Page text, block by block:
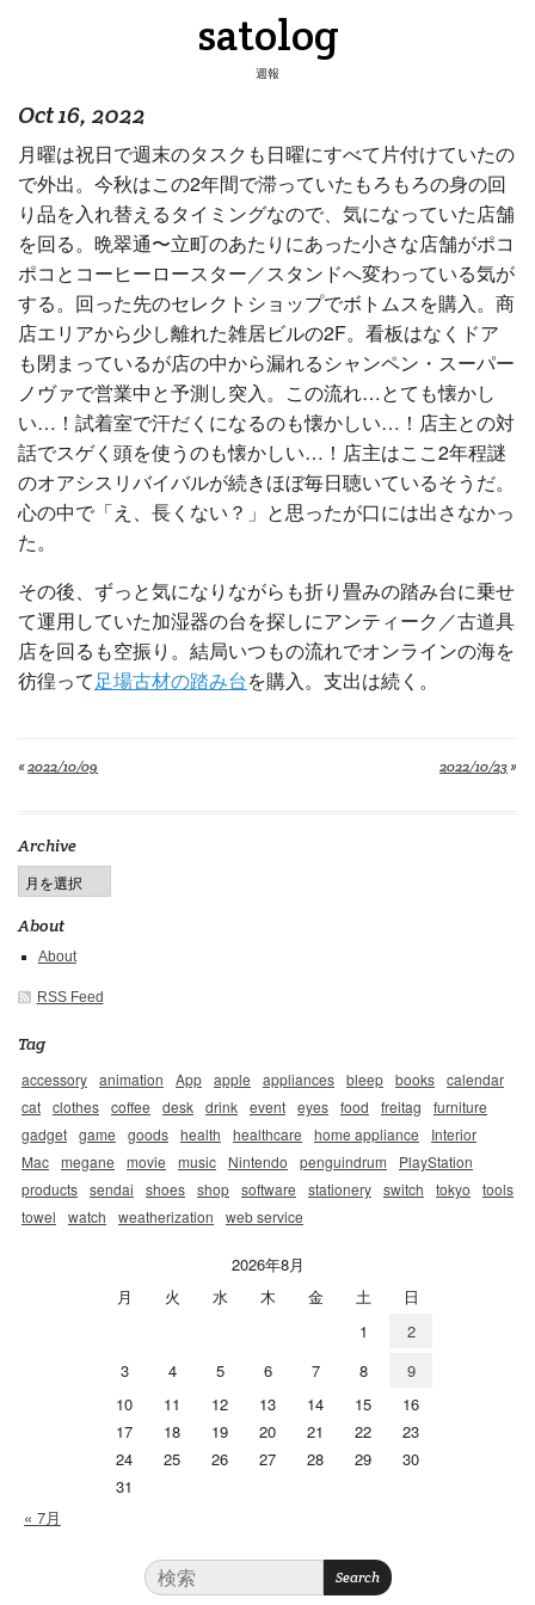
satolog
週報
Oct 16, 2022
月曜は祝日で週末のタスクも日曜にすべて片付けていたの
で外出。今秋はこの2年間で滞っていたもろもろの身の回
り品を入れ替えるタイミングなので、気になっていた店舗
を回る。晩翠通〜立町のあたりにあった小さな店舗がポコ
ポコとコーヒーロースター／スタンドへ変わっている気が
する。回った先のセレクトショップでボトムスを購入。商
店エリアから少し離れた雑居ビルの2F。看板はなくドア
も閉まっているが店の中から漏れるシャンペン・スーパー
ノヴァで営業中と予測し突入。この流れ…とても懐かし
い…！試着室で汗だくになるのも懐かしい…！店主との対
話でスゲく頭を使うのも懐かしい…！店主はここ2年程謎
のオアシスリバイバルが続きほぼ毎日聴いているそうだ。
心の中で「え、長くない？」と思ったが口には出さなかっ
た。
その後、ずっと気になりながらも折り畳みの踏み台に乗せ
て運用していた加湿器の台を探しにアンティーク／古道具
店を回るも空振り。結局いつもの流れでオンラインの海を
彷徨って足場古材の踏み台を購入。支出は続く。
«2022/10/09 2022/10/23»
Archive
About
About
RSS Feed
Tag
accessory animation App apple appliances bleep books calendar
cat clothes coffee desk drink event eyes food freitag
furniture
gadget game goods health healthcare home appliance
Interior
Mac megane movie music Nintendo penguindrum
PlayStation
products sendai shoes shop software stationery switch tokyo
tools
towel
watch weatherization web service
2026年8月
月
火 水 木 金 土
日
1
2
3
4 5 6 7 8
9
10
11 12 13 14 15
16
17
18 19 20 21 22
23
24
25 26 27 28 29
30
31
« 7月